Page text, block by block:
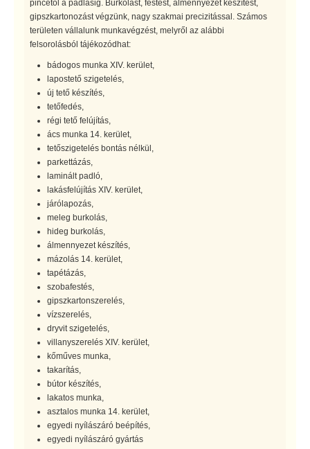
pincétől a padlásig. Burkolást, festést, álmennyezet készítést,
gipszkartonozást végzünk, nagy szakmai precizitással. Számos
területen vállalunk munkavégzést, melyről az alábbi
felsorolásból tájékozódhat:
bádogos munka XIV. kerület,
lapostető szigetelés,
új tető készítés,
tetőfedés,
régi tető felújítás,
ács munka 14. kerület,
tetőszigetelés bontás nélkül,
parkettázás,
laminált padló,
lakásfelújítás XIV. kerület,
járólapozás,
meleg burkolás,
hideg burkolás,
álmennyezet készítés,
mázolás 14. kerület,
tapétázás,
szobafestés,
gipszkartonszerelés,
vízszerelés,
dryvit szigetelés,
villanyszerelés XIV. kerület,
kőműves munka,
takarítás,
bútor készítés,
lakatos munka,
asztalos munka 14. kerület,
egyedi nyílászáró beépítés,
egyedi nyílászáró gyártás